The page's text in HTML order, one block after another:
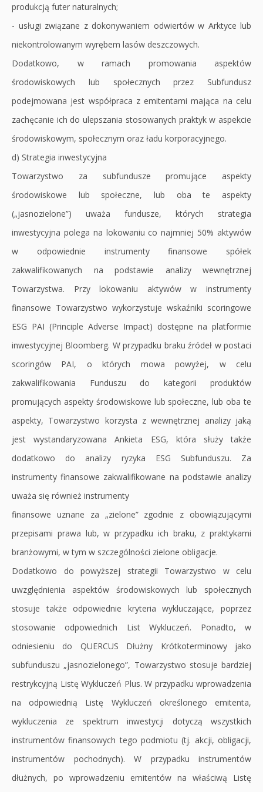
produkcją futer naturalnych;
- usługi związane z dokonywaniem odwiertów w Arktyce lub
niekontrolowanym wyrębem lasów deszczowych.
Dodatkowo, w ramach promowania aspektów
środowiskowych lub społecznych przez Subfundusz
podejmowana jest współpraca z emitentami mająca na celu
zachęcanie ich do ulepszania stosowanych praktyk w aspekcie
środowiskowym, społecznym oraz ładu korporacyjnego.
d) Strategia inwestycyjna
Towarzystwo za subfundusze promujące aspekty
środowiskowe lub społeczne, lub oba te aspekty
(„jasnozielone”) uważa fundusze, których strategia
inwestycyjna polega na lokowaniu co najmniej 50% aktywów
w odpowiednie instrumenty finansowe spółek
zakwalifikowanych na podstawie analizy wewnętrznej
Towarzystwa. Przy lokowaniu aktywów w instrumenty
finansowe Towarzystwo wykorzystuje wskaźniki scoringowe
ESG PAI (Principle Adverse Impact) dostępne na platformie
inwestycyjnej Bloomberg. W przypadku braku źródeł w postaci
scoringów PAI, o których mowa powyżej, w celu
zakwalifikowania Funduszu do kategorii produktów
promujących aspekty środowiskowe lub społeczne, lub oba te
aspekty, Towarzystwo korzysta z wewnętrznej analizy jaką
jest wystandaryzowana Ankieta ESG, która służy także
dodatkowo do analizy ryzyka ESG Subfunduszu. Za
instrumenty finansowe zakwalifikowane na podstawie analizy
uważa się również instrumenty
finansowe uznane za „zielone” zgodnie z obowiązującymi
przepisami prawa lub, w przypadku ich braku, z praktykami
branżowymi, w tym w szczególności zielone obligacje.
Dodatkowo do powyższej strategii Towarzystwo w celu
uwzględnienia aspektów środowiskowych lub społecznych
stosuje także odpowiednie kryteria wykluczające, poprzez
stosowanie odpowiednich List Wykluczeń. Ponadto, w
odniesieniu do QUERCUS Dłużny Krótkoterminowy jako
subfunduszu „jasnozielonego”, Towarzystwo stosuje bardziej
restrykcyjną Listę Wykluczeń Plus. W przypadku wprowadzenia
na odpowiednią Listę Wykluczeń określonego emitenta,
wykluczenia ze spektrum inwestycji dotyczą wszystkich
instrumentów finansowych tego podmiotu (tj. akcji, obligacji,
instrumentów pochodnych). W przypadku instrumentów
dłużnych, po wprowadzeniu emitentów na właściwą Listę